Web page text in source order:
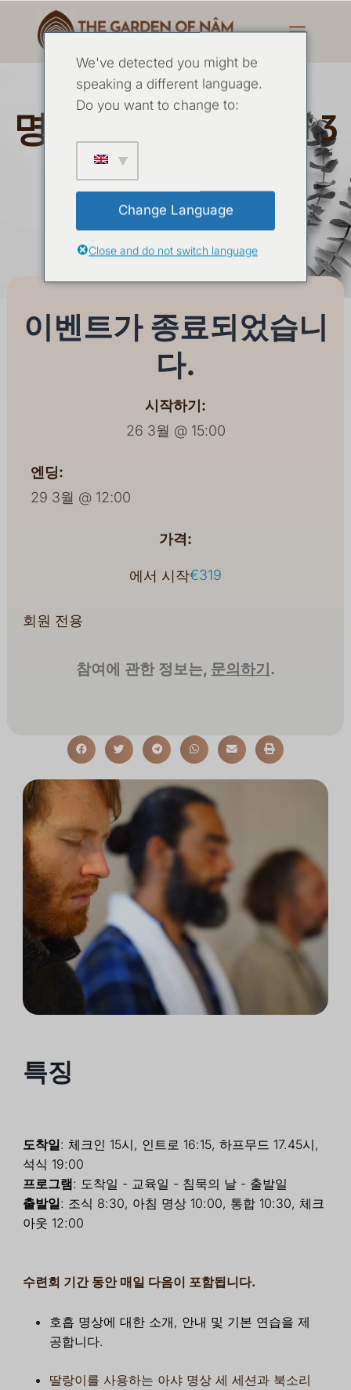
명상의 본질 2026년 3
월
26 3월-29 3월 2026
특징
도착일: 체크인 15시, 인트로 16:15, 하프무드 17.45시,
석식 19:00
프로그램: 도착일 - 교육일 - 침묵의 날 - 출발일
출발일: 조식 8:30, 아침 명상 10:00, 통합 10:30, 체크
아웃 12:00
수련회 기간 동안 매일 다음이 포함됩니다.
호흡 명상에 대한 소개, 안내 및 기본 연습을 제
공합니다.
딸랑이를 사용하는 아샤 명상 세 세션과 북소리
이벤트가 종료되었습니
다.
시작하기:
26 3월 @ 15:00
엔딩:
29 3월 @ 12:00
가격:
에서 시작€319
회원 전용
참여에 관한 정보는, 문의하기 .
We've detected you might be
speaking a different language.
Do you want to change to:
Change Language
Close and do not switch language